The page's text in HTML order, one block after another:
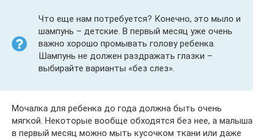
Что еще нам потребуется? Конечно, это мыло и
шампунь – детские. В первый месяц уже очень
важно хорошо промывать голову ребенка.
Шампунь не должен раздражать глазки –
выбирайте варианты «без слез».
Мочалка для ребенка до года должна быть очень
мягкой. Некоторые вообще обходятся без нее, а малыша
в первый месяц можно мыть кусочком ткани или даже